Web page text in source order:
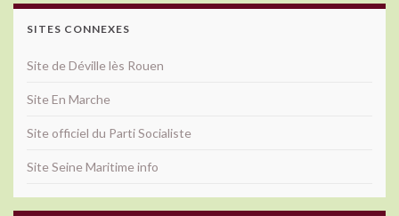
SITES CONNEXES
Site de Déville lès Rouen
Site En Marche
Site officiel du Parti Socialiste
Site Seine Maritime info